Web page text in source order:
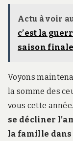
Actu à voir
c’est la
saison finale
Voyons
la somme des
vous cette
se décliner
la famille dans